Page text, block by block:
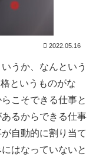
2022.05.16
うか、なんという
というものがな
こそできる仕事と
るからできる仕事
自動的に割り当て
はなっていないと